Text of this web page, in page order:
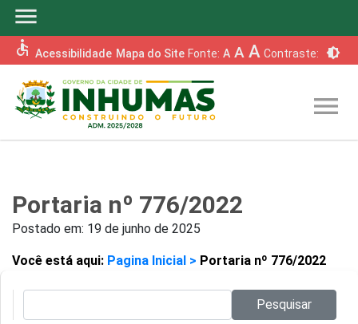
menu
accessible Acessibilidade Mapa do Site Fonte: A A A Contraste: brightness_6
menu
Portaria nº 776/2022
Postado em: 19 de junho de 2025
Você está aqui: Pagina Inicial > Portaria nº 776/2022
Pesquisar